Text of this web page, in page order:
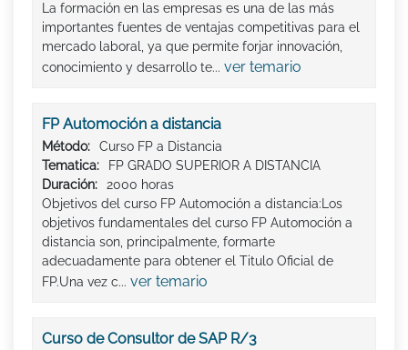
La formación en las empresas es una de las más
importantes fuentes de ventajas competitivas para el
mercado laboral, ya que permite forjar innovación,
conocimiento y desarrollo te... ver temario
FP Automoción a distancia
Método:
Curso FP a Distancia
Tematica:
FP GRADO SUPERIOR A DISTANCIA
Duración:
2000 horas
Objetivos del curso FP Automoción a distancia:Los
objetivos fundamentales del curso FP Automoción a
distancia son, principalmente, formarte
adecuadamente para obtener el Titulo Oficial de
FP.Una vez c... ver temario
Curso de Consultor de SAP R/3